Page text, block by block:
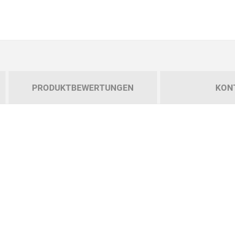
PRODUKTBEWERTUNGEN